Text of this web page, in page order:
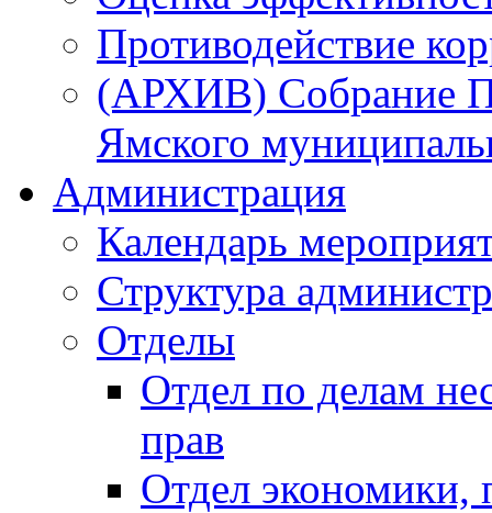
Противодействие
(АРХИВ) Собрание
Ямского
Администрация
Календарь
Структура
Отделы
Отдел по делам
прав
Отдел экономики,